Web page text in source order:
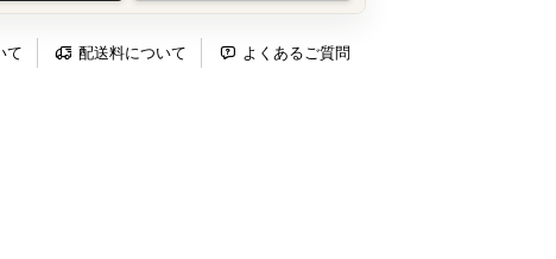
て 配送料について よくあるご質問